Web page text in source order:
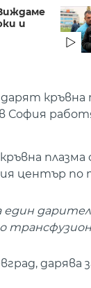
и
кръвна
София
център по
дарител